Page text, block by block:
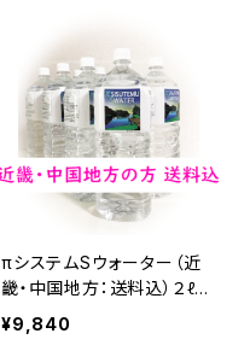
πシステムSウォーター（近
畿・中国地方：送料込）２ℓ×
８
¥9,840